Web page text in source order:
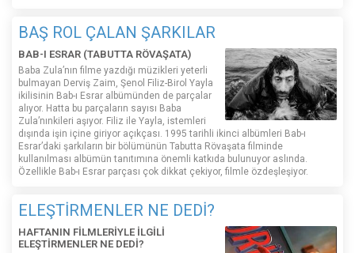
BAŞ ROL ÇALAN ŞARKILAR
BAB-I ESRAR (TABUTTA RÖVAŞATA)
Baba Zula’nın filme yazdığı müzikleri yeterli
bulmayan Derviş Zaim, Şenol Filiz-Birol Yayla
ikilisinin Bab-ı Esrar albümünden de parçalar
alıyor. Hatta bu parçaların sayısı Baba
Zula’nınkileri aşıyor. Filiz ile Yayla, istemleri
dışında işin içine giriyor açıkçası. 1995 tarihli ikinci albümleri Bab-ı
Esrar’daki şarkıların bir bölümünün Tabutta Rövaşata filminde
kullanılması albümün tanıtımına önemli katkıda bulunuyor aslında.
Özellikle Bab-ı Esrar parçası çok dikkat çekiyor, filmle özdeşleşiyor.
ELEŞTİRMENLER NE DEDİ?
HAFTANIN FİLMLERİYLE İLGİLİ
ELEŞTİRMENLER NE DEDİ?